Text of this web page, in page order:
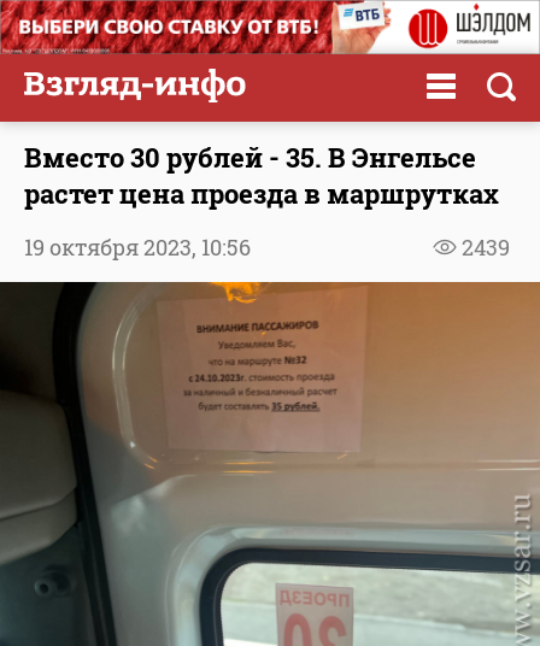
Вместо 30 рублей - 35. В Энгельсе
растет цена проезда в маршрутках
2439
19 октября 2023, 10:56